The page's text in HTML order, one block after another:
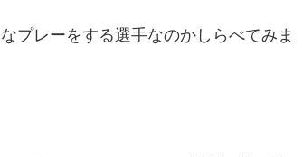
プレーをする選手なのかしらべてみま